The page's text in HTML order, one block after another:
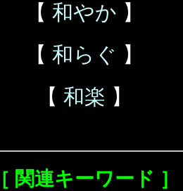
【 和やか 】
【 和らぐ 】
【 和楽 】
［ 関連キーワード ］